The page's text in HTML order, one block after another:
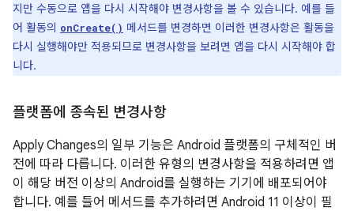
지만 수동으로 앱을 다시 시작해야 변경사항을 볼 수 있습니다. 예를 들
어 활동의 onCreate() 메서드를 변경하면 이러한 변경사항은 활동을
다시 실행해야만 적용되므로 변경사항을 보려면 앱을 다시 시작해야 합
니다.
플랫폼에 종속된 변경사항
Apply Changes의 일부 기능은 Android 플랫폼의 구체적인 버
전에 따라 다릅니다. 이러한 유형의 변경사항을 적용하려면 앱
이 해당 버전 이상의 Android를 실행하는 기기에 배포되어야
합니다. 예를 들어 메서드를 추가하려면 Android 11 이상이 필